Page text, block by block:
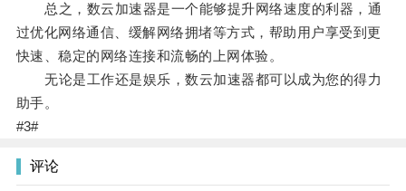
总之，数云加速器是一个能够提升网络速度的利器，通
过优化网络通信、缓解网络拥堵等方式，帮助用户享受到更
快速、稳定的网络连接和流畅的上网体验。
无论是工作还是娱乐，数云加速器都可以成为您的得力
助手。
#3#
评论